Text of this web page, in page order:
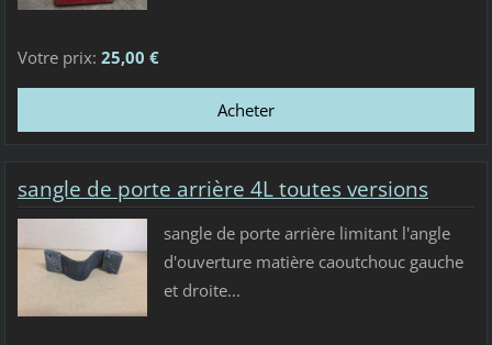
Votre prix: 25,00 €
sangle de porte arrière 4L toutes versions
sangle de porte arrière limitant l'angle
d'ouverture matière caoutchouc gauche
et droite...